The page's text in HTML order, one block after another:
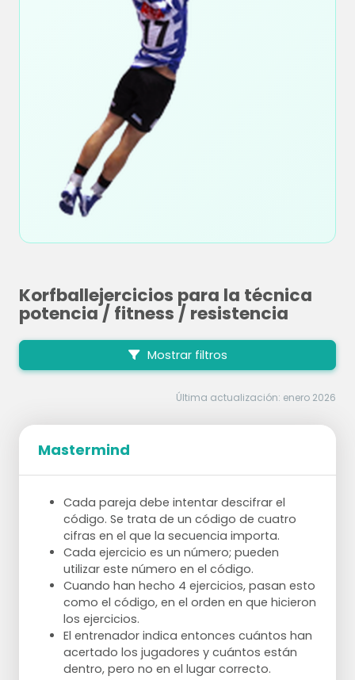
Korfballejercicios para la técnica
potencia / fitness / resistencia
Mostrar filtros
Última actualización: enero 2026
Mastermind
Cada pareja debe intentar descifrar el
código. Se trata de un código de cuatro
cifras en el que la secuencia importa.
Cada ejercicio es un número; pueden
utilizar este número en el código.
Cuando han hecho 4 ejercicios, pasan esto
como el código, en el orden en que hicieron
los ejercicios.
El entrenador indica entonces cuántos han
acertado los jugadores y cuántos están
dentro, pero no en el lugar correcto.